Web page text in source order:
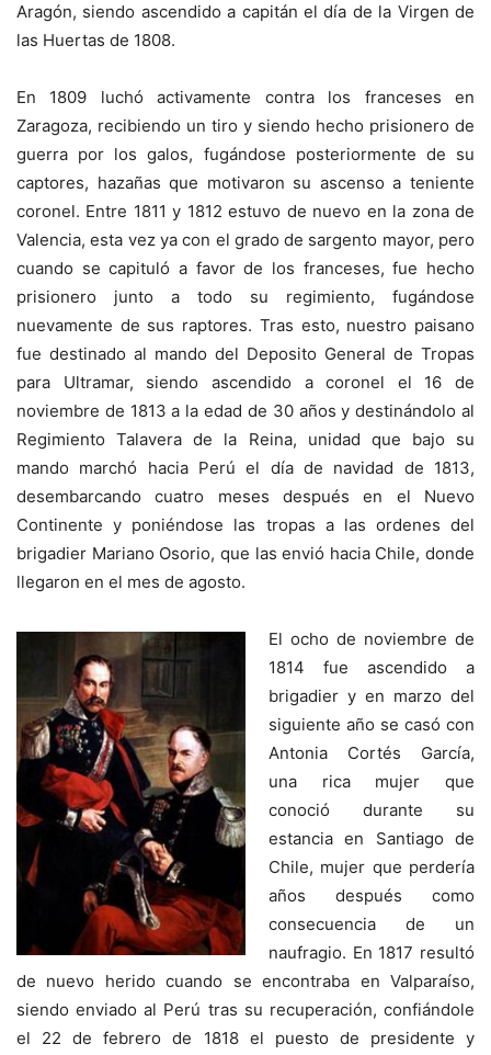
Aragón, siendo ascendido a capitán el día de la Virgen de
las Huertas de 1808.
En 1809 luchó activamente contra los franceses en
Zaragoza, recibiendo un tiro y siendo hecho prisionero de
guerra por los galos, fugándose posteriormente de su
captores, hazañas que motivaron su ascenso a teniente
coronel. Entre 1811 y 1812 estuvo de nuevo en la zona de
Valencia, esta vez ya con el grado de sargento mayor, pero
cuando se capituló a favor de los franceses, fue hecho
prisionero junto a todo su regimiento, fugándose
nuevamente de sus raptores. Tras esto, nuestro paisano
fue destinado al mando del Deposito General de Tropas
para Ultramar, siendo ascendido a coronel el 16 de
noviembre de 1813 a la edad de 30 años y destinándolo al
Regimiento Talavera de la Reina, unidad que bajo su
mando marchó hacia Perú el día de navidad de 1813,
desembarcando cuatro meses después en el Nuevo
Continente y poniéndose las tropas a las ordenes del
brigadier Mariano Osorio, que las envió hacia Chile, donde
llegaron en el mes de agosto.
El ocho de noviembre de
1814 fue ascendido a
brigadier y en marzo del
siguiente año se casó con
Antonia Cortés García,
una rica mujer que
conoció durante su
estancia en Santiago de
Chile, mujer que perdería
años después como
consecuencia de un
naufragio. En 1817 resultó
de nuevo herido cuando se encontraba en Valparaíso,
siendo enviado al Perú tras su recuperación, confiándole
el 22 de febrero de 1818 el puesto de presidente y